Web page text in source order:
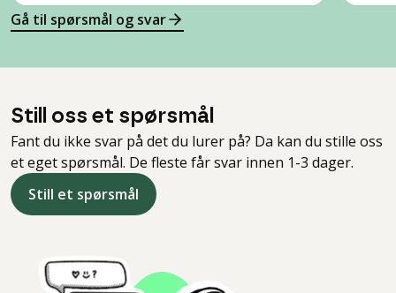
Gå til spørsmål og svar
Still oss et spørsmål
Fant du ikke svar på det du lurer på? Da kan du stille oss
et eget spørsmål. De fleste får svar innen 1-3 dager.
Still et spørsmål